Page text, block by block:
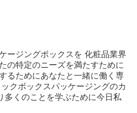
ージングボックスを 化粧品業界
の特定のニーズを満たすために
るためにあなたと一緒に働く専
クボックスパッケージングのカ
多くのことを学ぶために今日私